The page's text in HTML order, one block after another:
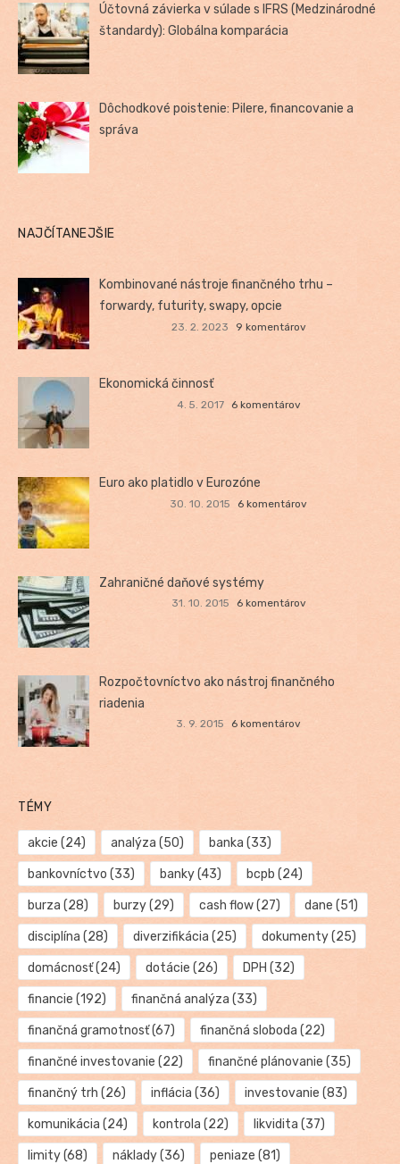
Účtovná závierka v súlade s IFRS (Medzinárodné
štandardy): Globálna komparácia
Dôchodkové poistenie: Pilere, financovanie a
správa
NAJČÍTANEJŠIE
Kombinované nástroje finančného trhu –
forwardy, futurity, swapy, opcie
23. 2. 2023 9 komentárov
Ekonomická činnosť
4. 5. 2017 6 komentárov
Euro ako platidlo v Eurozóne
30. 10. 2015 6 komentárov
Zahraničné daňové systémy
31. 10. 2015 6 komentárov
Rozpočtovníctvo ako nástroj finančného
riadenia
3. 9. 2015 6 komentárov
TÉMY
akcie (24) analýza (50) banka (33)
bankovníctvo (33) banky(43) bcpb (24)
burza (28) burzy(29) cash flow(27) dane (51)
disciplína (28) diverzifikácia (25) dokumenty(25)
domácnosť(24) dotácie (26) DPH (32)
financie (192) finančná analýza (33)
finančná gramotnosť(67) finančná sloboda (22)
finančné investovanie (22) finančné plánovanie (35)
finančný trh (26) inflácia (36) investovanie (83)
komunikácia (24) kontrola (22) likvidita (37)
limity(68) náklady(36) peniaze (81)